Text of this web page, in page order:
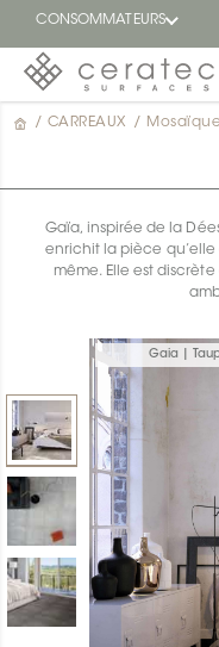
CONSOMMATEURS
En
/ CARREAUX /
Gaïa, inspirée de la
enrichit la pièce
même. Elle est
Gaia |